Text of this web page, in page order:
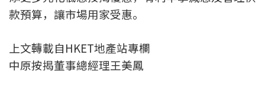
聯絡方法
網上申請按揭轉介
條款及細則
款預算，讓市場用家受惠。
上文轉載自HKET地產站專欄
中原按揭董事總經理王美鳳